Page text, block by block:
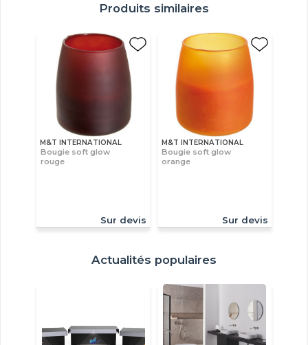
Produits similaires
M&T INTERNATIONAL
Bougie soft glow
rouge
Sur devis
M&T INTERNATIONAL
Bougie soft glow
orange
Sur devis
Actualités populaires